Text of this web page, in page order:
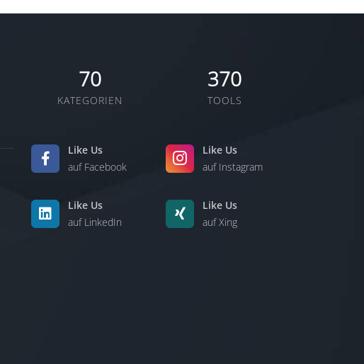
70
KATEGORIEN
370
TOOLS
Like Us
auf Facebook
Like Us
auf Instagram
Like Us
auf LinkedIn
Like Us
auf Xing